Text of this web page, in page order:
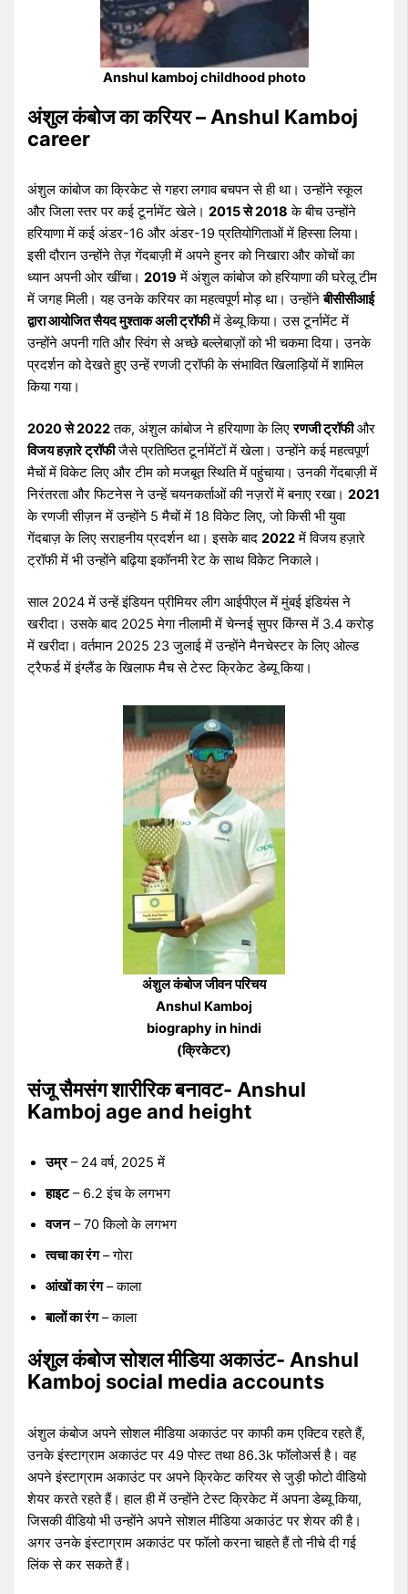
Anshul kamboj childhood photo
अंशुल कंबोज का करियर – Anshul Kamboj
career
अंशुल कांबोज का क्रिकेट से गहरा लगाव बचपन से ही था। उन्होंने स्कूल
और जिला स्तर पर कई टूर्नामेंट खेले।2015 से 2018 के बीच उन्होंने
हरियाणा में कई अंडर-16 और अंडर-19 प्रतियोगिताओं में हिस्सा लिया।
इसी दौरान उन्होंने तेज़ गेंदबाज़ी में अपने हुनर को निखारा और कोचों का
ध्यान अपनी ओर खींचा।2019 में अंशुल कांबोज को हरियाणा की घरेलू टीम
में जगह मिली। यह उनके करियर का महत्वपूर्ण मोड़ था। उन्होंनेबीसीसीआई
द्वारा आयोजित सैयद मुश्ताक अली ट्रॉफीमें डेब्यू किया। उस टूर्नामेंट में
उन्होंने अपनी गति और स्विंग से अच्छे बल्लेबाज़ों को भी चकमा दिया। उनके
प्रदर्शन को देखते हुए उन्हें रणजी ट्रॉफी के संभावित खिलाड़ियों में शामिल
किया गया।
2020 से 2022तक, अंशुल कांबोज ने हरियाणा के लिएरणजी ट्रॉफीऔर
विजय हज़ारे ट्रॉफीजैसे प्रतिष्ठित टूर्नामेंटों में खेला। उन्होंने कई महत्वपूर्ण
मैचों में विकेट लिए और टीम को मजबूत स्थिति में पहुंचाया। उनकी गेंदबाज़ी में
निरंतरता और फिटनेस ने उन्हें चयनकर्ताओं की नज़रों में बनाए रखा।2021
के रणजी सीज़न में उन्होंने 5 मैचों में 18 विकेट लिए, जो किसी भी युवा
गेंदबाज़ के लिए सराहनीय प्रदर्शन था। इसके बाद2022में विजय हज़ारे
ट्रॉफी में भी उन्होंने बढ़िया इकॉनमी रेट के साथ विकेट निकाले।
साल 2024 में उन्हें इंडियन प्रीमियर लीग आईपीएल में मुंबई इंडियंस ने
खरीदा। उसके बाद 2025 मेगा नीलामी में चेन्नई सुपर किंग्स में 3.4 करोड़
में खरीदा। वर्तमान 2025 23 जुलाई में उन्होंने मैनचेस्टर के लिए ओल्ड
ट्रैफर्ड में इंग्लैंड के खिलाफ मैच से टेस्ट क्रिकेट डेब्यू किया।
अंशुल कंबोज जीवन परिचय
Anshul Kamboj
biography in hindi
(क्रिकेटर)
संजू सैमसंग शारीरिक बनावट- Anshul
Kamboj age and height
उम्र– 24 वर्ष, 2025 में
हाइट– 6.2 इंच के लगभग
वजन– 70 किलो के लगभग
त्वचा का रंग– गोरा
आंखों का रंग– काला
बालों का रंग– काला
अंशुल कंबोज सोशल मीडिया अकाउंट- Anshul
Kamboj social media accounts
अंशुल कंबोज अपने सोशल मीडिया अकाउंट पर काफी कम एक्टिव रहते हैं,
उनके इंस्टाग्राम अकाउंट पर 49 पोस्ट तथा 86.3k फॉलोअर्स है। वह
अपने इंस्टाग्राम अकाउंट पर अपने क्रिकेट करियर से जुड़ी फोटो वीडियो
शेयर करते रहते हैं। हाल ही में उन्होंने टेस्ट क्रिकेट में अपना डेब्यू किया,
जिसकी वीडियो भी उन्होंने अपने सोशल मीडिया अकाउंट पर शेयर की है।
अगर उनके इंस्टाग्राम अकाउंट पर फॉलो करना चाहते हैं तो नीचे दी गई
लिंक से कर सकते हैं।